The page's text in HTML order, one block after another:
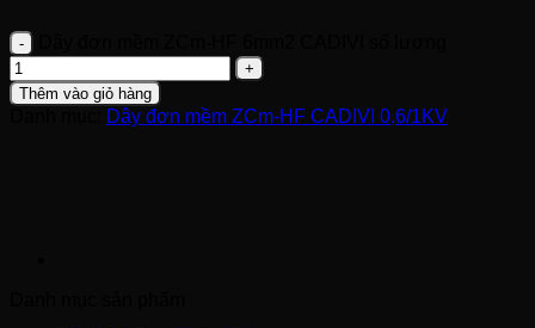
Thêm vào giỏ hàng
Dây đơn mềm ZCm-HF CADIVI 0,6/1KV